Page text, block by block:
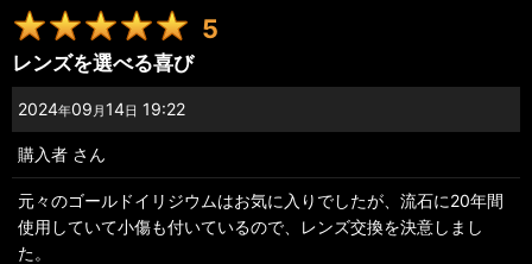
画像:
星の数:
絞り込む
5
レンズを選べる喜び
2024年09 月 14日 19:22
購入者 さん
元々のゴールドイリジウムはお気に入りでしたが、流石に20年間
使用していて小傷も付いているので、レンズ交換を決意しまし
た。